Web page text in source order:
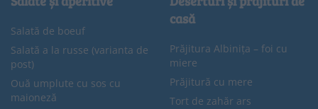
Salată de boeuf
Salată a la russe (varianta de
post)
Ouă umplute cu sos cu
maioneză
casă
Prăjitura Albinița – foi cu
miere
Prăjitură cu mere
Tort de zahăr ars